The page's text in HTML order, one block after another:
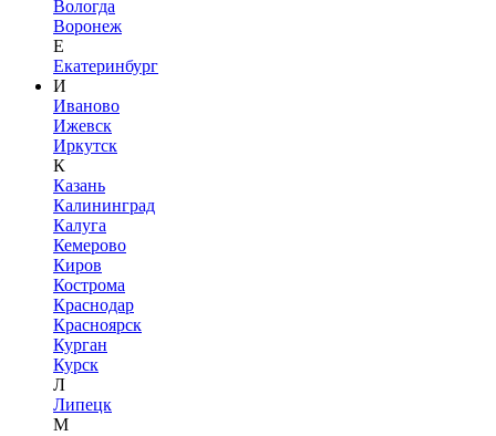
Вологда
Воронеж
Е
Екатеринбург
И
Иваново
Ижевск
Иркутск
К
Казань
Калининград
Калуга
Кемерово
Киров
Кострома
Краснодар
Красноярск
Курган
Курск
Л
Липецк
М